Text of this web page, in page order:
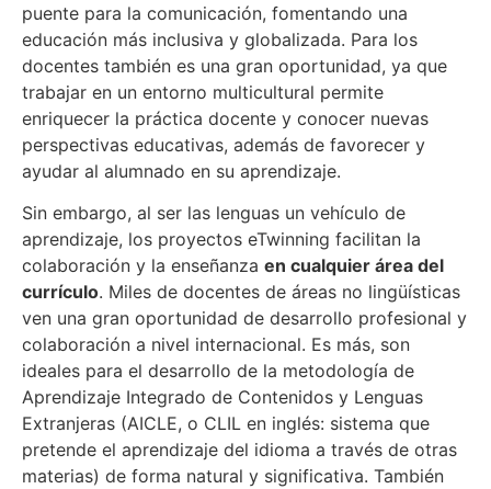
puente para la comunicación, fomentando una
educación más inclusiva y globalizada. Para los
docentes también es una gran oportunidad, ya que
trabajar en un entorno multicultural permite
enriquecer la práctica docente y conocer nuevas
perspectivas educativas, además de favorecer y
ayudar al alumnado en su aprendizaje.
Sin embargo, al ser las lenguas un vehículo de
aprendizaje, los proyectos eTwinning facilitan la
colaboración y la enseñanza en cualquier área del
currículo. Miles de docentes de áreas no lingüísticas
ven una gran oportunidad de desarrollo profesional y
colaboración a nivel internacional. Es más, son
ideales para el desarrollo de la metodología de
Aprendizaje Integrado de Contenidos y Lenguas
Extranjeras (AICLE, o CLIL en inglés: sistema que
pretende el aprendizaje del idioma a través de otras
materias) de forma natural y significativa. También